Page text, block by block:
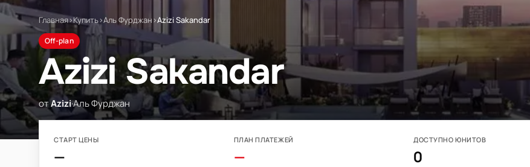
Главная›Купить›Аль Фурджан›Azizi Sakandar
Off-plan
Azizi Sakandar
отAzizi·Аль Фурджан
СТАРТ ЦЕНЫ
—
ПЛАН ПЛАТЕЖЕЙ
—
ДОСТУПНО ЮНИТОВ
0